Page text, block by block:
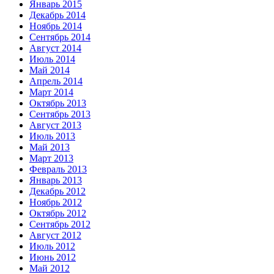
Январь 2015
Декабрь 2014
Ноябрь 2014
Сентябрь 2014
Август 2014
Июль 2014
Май 2014
Апрель 2014
Март 2014
Октябрь 2013
Сентябрь 2013
Август 2013
Июль 2013
Май 2013
Март 2013
Февраль 2013
Январь 2013
Декабрь 2012
Ноябрь 2012
Октябрь 2012
Сентябрь 2012
Август 2012
Июль 2012
Июнь 2012
Май 2012